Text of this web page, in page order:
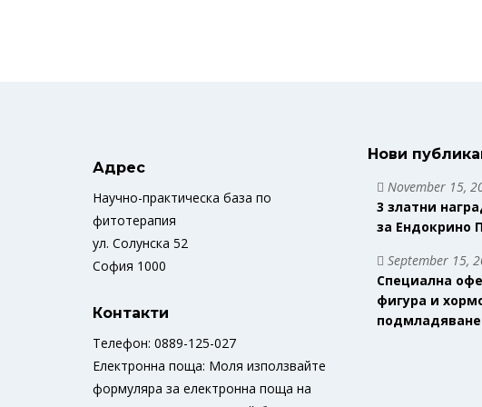
Адрес
Научно-практическа база по
фитотерапия
ул. Солунска 52
София 1000
Контакти
Телефон: 0889-125-027
Електронна поща: Моля използвайте
формуляра за електронна поща на
Нови
November 15,
3 златни
за Ендокрино
September 15,
Специална
фигура и
подмладяване